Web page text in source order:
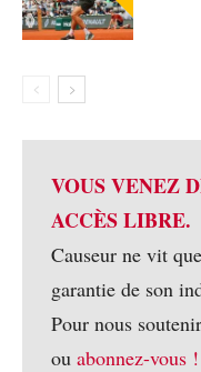
VOUS VENEZ
ACCÈS LIBRE.
Causeur ne vit
garantie de son
Pour nous
ou abonnez-vous !